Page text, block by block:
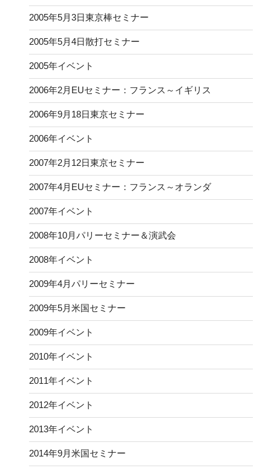
2005年5月3日東京棒セミナー
2005年5月4日散打セミナー
2005年イベント
2006年2月EUセミナー：フランス～イギリス
2006年9月18日東京セミナー
2006年イベント
2007年2月12日東京セミナー
2007年4月EUセミナー：フランス～オランダ
2007年イベント
2008年10月パリーセミナー＆演武会
2008年イベント
2009年4月パリーセミナー
2009年5月米国セミナー
2009年イベント
2010年イベント
2011年イベント
2012年イベント
2013年イベント
2014年9月米国セミナー